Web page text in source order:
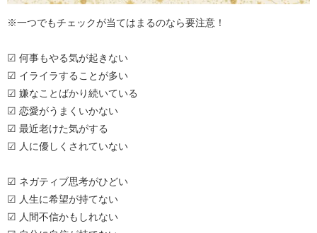
※一つでもチェックが当てはまるのなら要注意！
☑ 何事もやる気が起きない
☑ イライラすることが多い
☑ 嫌なことばかり続いている
☑ 恋愛がうまくいかない
☑ 最近老けた気がする
☑ 人に優しくされていない
☑ ネガティブ思考がひどい
☑ 人生に希望が持てない
☑ 人間不信かもしれない